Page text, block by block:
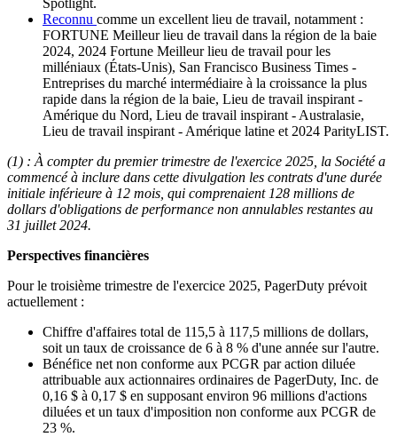
Spotlight.
Reconnu comme un excellent lieu de travail, notamment :
FORTUNE Meilleur lieu de travail dans la région de la baie
2024, 2024 Fortune Meilleur lieu de travail pour les
milléniaux (États-Unis), San Francisco Business Times -
Entreprises du marché intermédiaire à la croissance la plus
rapide dans la région de la baie, Lieu de travail inspirant -
Amérique du Nord, Lieu de travail inspirant - Australasie,
Lieu de travail inspirant - Amérique latine et 2024 ParityLIST.
(1) : À compter du premier trimestre de l'exercice 2025, la Société a
commencé à inclure dans cette divulgation les contrats d'une durée
initiale inférieure à 12 mois, qui comprenaient 128 millions de
dollars d'obligations de performance non annulables restantes au
31 juillet 2024.
Perspectives financières
Pour le troisième trimestre de l'exercice 2025, PagerDuty prévoit
actuellement :
Chiffre d'affaires total de 115,5 à 117,5 millions de dollars,
soit un taux de croissance de 6 à 8 % d'une année sur l'autre.
Bénéfice net non conforme aux PCGR par action diluée
attribuable aux actionnaires ordinaires de PagerDuty, Inc. de
0,16 $ à 0,17 $ en supposant environ 96 millions d'actions
diluées et un taux d'imposition non conforme aux PCGR de
23 %.